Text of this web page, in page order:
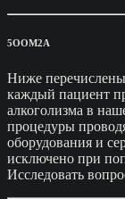
5OOM2A
Ниже
каждый пациент
алкоголизма в
процедуры
оборудования и
исключено при
Исследовать